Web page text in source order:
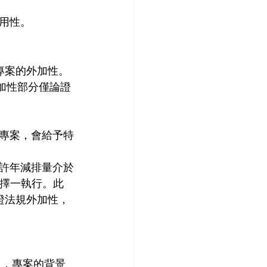
性。
的外加性。
性部分僅論證
案，會給予特
年減排量介於
一執行。此
規外加性，